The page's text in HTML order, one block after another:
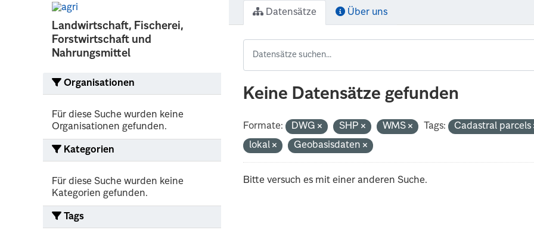
Landwirtschaft, Fischerei,
Forstwirtschaft und
Nahrungsmittel
Organisationen
Für diese Suche wurden keine
Organisationen gefunden.
Kategorien
Für diese Suche wurden keine
Kategorien gefunden.
Tags
Datensätze Über uns
Keine Datensätze gefunden
Formate: DWG SHP WMS Tags:
Cadastral parcels
lokal
Geobasisdaten
Bitte versuch es mit einer anderen Suche.